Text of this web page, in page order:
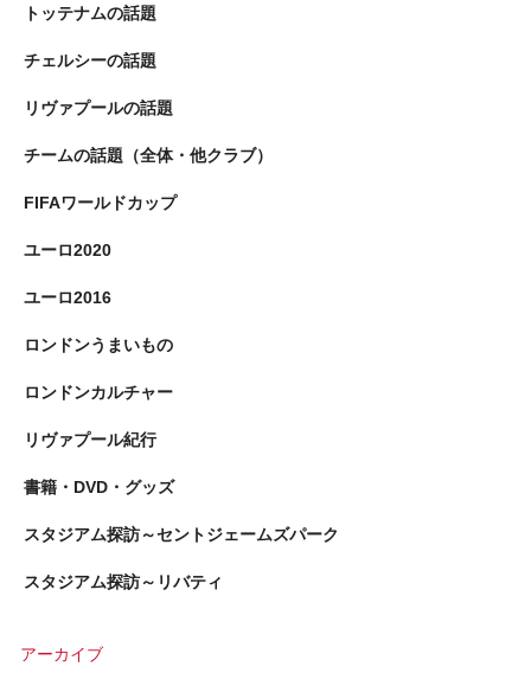
トッテナムの話題
チェルシーの話題
リヴァプールの話題
チームの話題（全体・他クラブ）
FIFAワールドカップ
ユーロ2020
ユーロ2016
ロンドンうまいもの
ロンドンカルチャー
リヴァプール紀行
書籍・DVD・グッズ
スタジアム探訪～セントジェームズパーク
スタジアム探訪～リバティ
アーカイブ